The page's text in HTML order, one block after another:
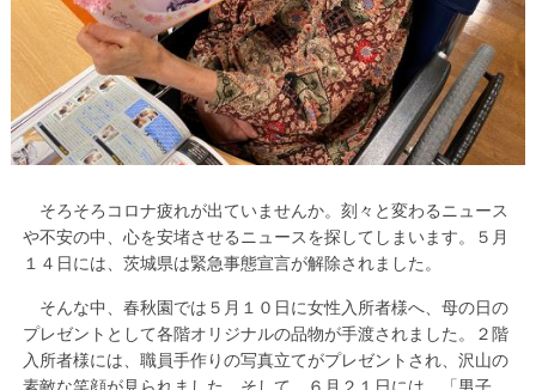
そろそろコロナ疲れが出ていませんか。刻々と変わるニュース
や不安の中、心を安堵させるニュースを探してしまいます。５月
１４日には、茨城県は緊急事態宣言が解除されました。
そんな中、春秋園では５月１０日に女性入所者様へ、母の日の
プレゼントとして各階オリジナルの品物が手渡されました。２階
入所者様には、職員手作りの写真立てがプレゼントされ、沢山の
素敵な笑顔が見られました。そして、６月２１日には、「男子